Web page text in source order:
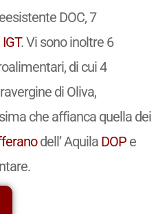
DOC, 7
IGT. Vi sono inoltre 6
di cui 4
di Oliva,
che affianca quella dei
dell’ Aquila DOPe